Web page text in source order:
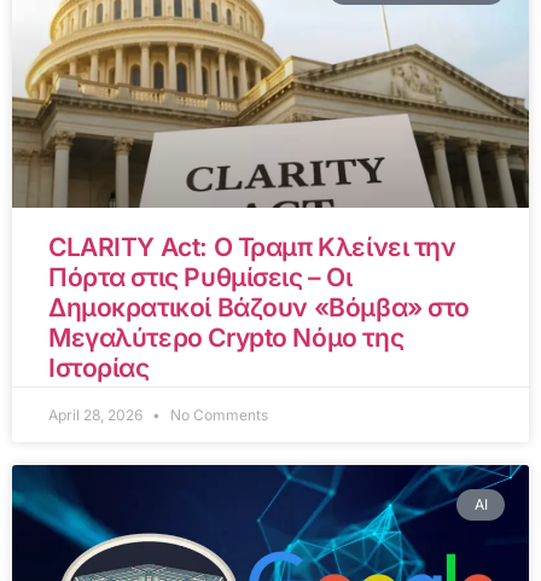
CLARITY Act: Ο Τραμπ Κλείνει την
Πόρτα στις Ρυθμίσεις – Οι
Δημοκρατικοί Βάζουν «Βόμβα» στο
Μεγαλύτερο Crypto Νόμο της
Ιστορίας
April 28, 2026 No Comments
AI